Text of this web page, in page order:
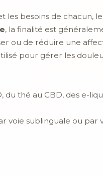
les besoins de
, la finalité est
ou de réduire une
pour gérer les
du thé au CBD, des e-
voie sublinguale ou